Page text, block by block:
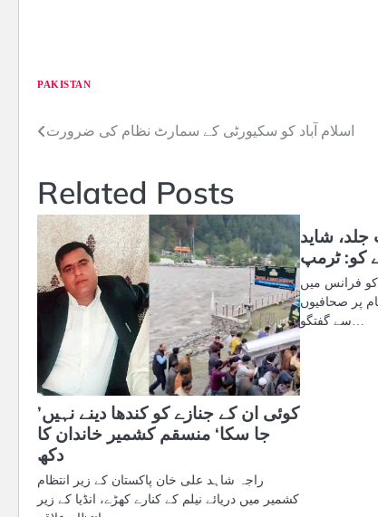
PAKISTAN
Post
اسلام آباد کو سکیورٹی کے سمارٹ نظام کی ضرورت
Related Posts
’کوئی ان کے جنازے کو کندھا دینے نہیں
جا سکا‘ منسقم کشمیر خاندان کا
دکھ
راجہ شاہد علی خان پاکستان کے زیر انتظام
کشمیر میں دریائے نیلم کے کنارے کھڑے، انڈیا کے زیر
شاید
کو: ٹرمپ
فرانس میں
پر صحافیوں